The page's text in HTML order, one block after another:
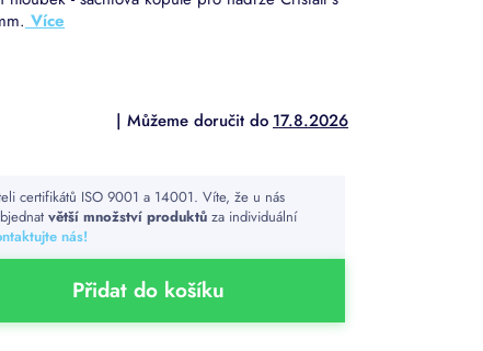
17.8.2026
certifikátů ISO 9001 a 14001. Víte, že u nás
větší množství produktů za individuální
nás!
Přidat do košíku